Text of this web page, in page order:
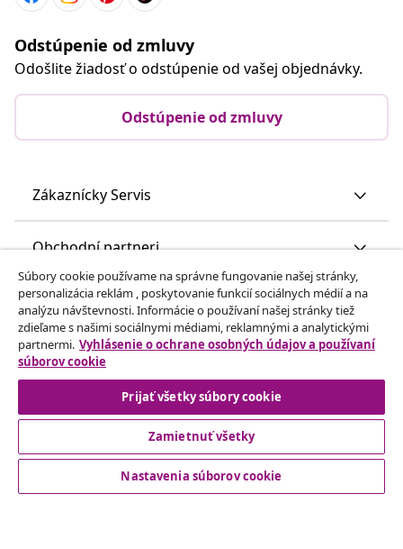
Odstúpenie od zmluvy
Odošlite žiadosť o odstúpenie od vašej objednávky.
Odstúpenie od zmluvy
Zákaznícky Servis
Obchodní partneri
vidaXL
Nájdite viac
© 2008-2026 vidaXL www.vidaxl.sk je webová stránka vidaXL
Súbory cookie používame na správne fungovanie našej stránky,
personalizácia reklám , poskytovanie funkcií sociálnych médií a na
analýzu návštevnosti. Informácie o používaní našej stránky tiež
zdieľame s našimi sociálnymi médiami, reklamnými a analytickými
partnermi. Vyhlásenie o ochrane osobných údajov a používaní
súborov cookie
Prijať všetky súbory cookie
Zamietnuť všetky
Nastavenia súborov cookie